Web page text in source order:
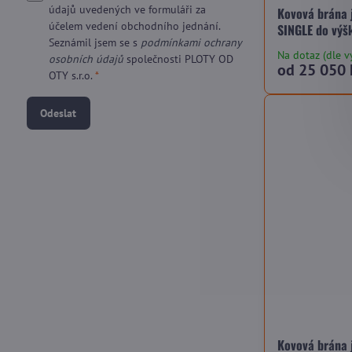
Kovová
SINGLE do
Na dotaz (dle
od 25 050
Kovová
údajů uvedených ve formuláři za
účelem vedení obchodního jednání.
Seznámil jsem se s podmínkami ochrany
osobních údajů společnosti PLOTY OD
OTY s.r.o. *
Odeslat